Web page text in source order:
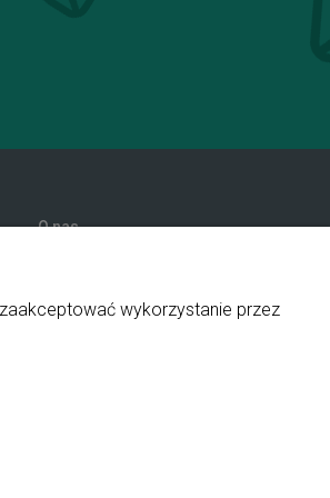
O nas
wykorzystanie przez